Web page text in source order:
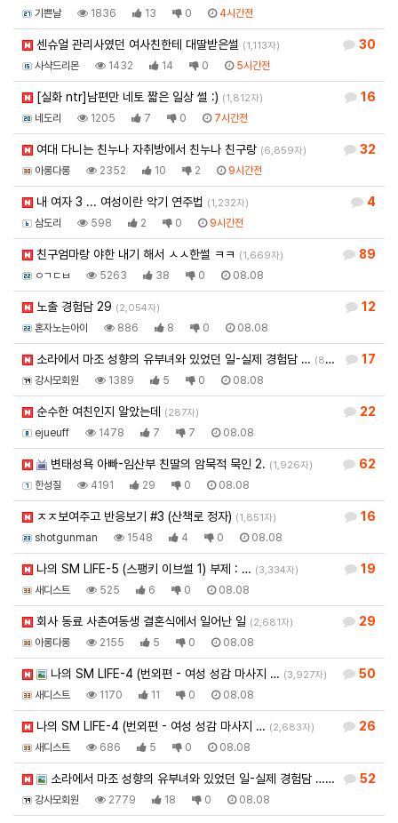
기쁜날 1836 13 0 4시간전
30
센슈얼 관리사였던 여사친한테 대딸받은썰 (1,113자)
사샥드리몬 1432 14 0 5시간전
16
[실화 ntr]남편만 네토 짧은 일상 썰 :) (1,812자)
네도리 1205 7 0 7시간전
32
여대 다니는 친누나 자취방에서 친누나 친구랑 (6,859자)
아롱다롱 2352 10 2 9시간전
4
내 여자 3 ... 여성이란 악기 연주법 (1,232자)
삼도리 598 2 0 9시간전
89
친구엄마랑 야한 내기 해서 ㅅㅅ한썰 ㅋㅋ (1,669자)
ㅇㄱㄷㅂ 5263 38 0 08.08
12
노출 경험담 29 (2,054자)
혼자노는아이 886 8 0 08.08
17
소라에서 마조 성향의 유부녀와 있었던 일-실제 경험담 … (8,943자)
강사모회원 1389 5 0 08.08
22
순수한 여친인지 알았는데 (287자)
ejueuff 1478 7 7 08.08
62
변태성욕 아빠-임산부 친딸의 암묵적 묵인 2. (1,926자)
한성질 4191 29 0 08.08
16
ㅈㅈ보여주고 반응보기 #3 (산책로 정자) (1,851자)
shotgunman 1548 4 0 08.08
19
나의 SM LIFE-5 (스팽키 이브썰 1) 부제 : … (3,334자)
새디스트 525 6 0 08.08
29
회사 동료 사촌여동생 결혼식에서 일어난 일 (2,681자)
아롱다롱 2155 5 0 08.08
50
나의 SM LIFE-4 (번외편 - 여성 성감 마사지 … (3,927자)
새디스트 1170 11 0 08.08
26
나의 SM LIFE-4 (번외편 - 여성 성감 마사지 … (2,683자)
새디스트 686 5 0 08.08
52
소라에서 마조 성향의 유부녀와 있었던 일-실제 경험담 … (8,000자)
강사모회원 2779 18 0 08.08